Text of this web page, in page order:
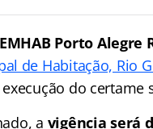
Porto Alegre
de Habitação, Rio
do certame
a vigência será